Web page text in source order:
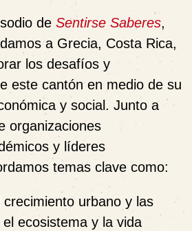
de Sentirse Saberes,
a Grecia, Costa Rica,
los desafíos y
este cantón en medio de su
y social. Junto a
organizaciones
y líderes
temas clave como:
crecimiento urbano y las
el ecosistema y la vida